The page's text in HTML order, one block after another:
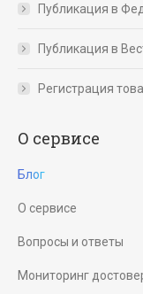
Публикация в
Публикация в
Регистрация
О сервисе
Блог
О сервисе
Вопросы и ответы
Мониторинг